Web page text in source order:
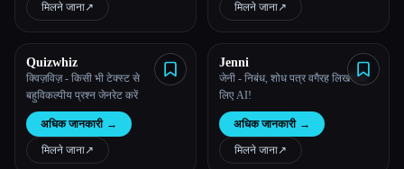
टूल्स की तुलना करें
सभी श्रेणियाँ
हमारे बारे में
मिलने जाना↗︎ मिलने जाना↗︎
Quizwhiz
क्विज़विज़ - किसी भी टेक्स्ट से
बहुविकल्पीय प्रश्न जेनरेट करें
अधिक जानकारी →
मिलने जाना↗︎
Jenni
जेनी - निबंध, शोध पत्र वगैरह लिखने के
लिए AI!
अधिक जानकारी →
मिलने जाना↗︎